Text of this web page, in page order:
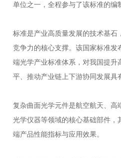
单位之一，全程参与了该标准的编
标准是产业高质量发展的技术基石
竞争力的核心支撑。该国家标准发
端光学产业标准体系，对我国提升
平、推动产业链上下游协同发展具
复杂曲面光学元件是航空航天、高
光学仪器等领域的核心基础部件，
端产品性能指标与应用效果。